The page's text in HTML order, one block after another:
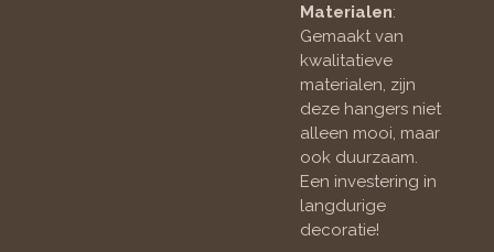
Materialen:
Gemaakt van
kwalitatieve
materialen, zijn
deze hangers niet
alleen mooi, maar
ook duurzaam.
Een investering in
langdurige
decoratie!